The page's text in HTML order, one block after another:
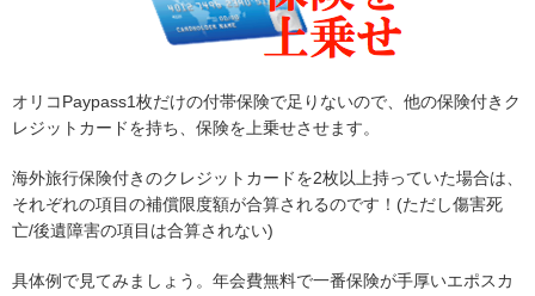
オリコPaypass1枚だけの付帯保険で足りないので、他の保険付きク
レジットカードを持ち、保険を上乗せさせます。
海外旅行保険付きのクレジットカードを2枚以上持っていた場合は、
それぞれの項目の補償限度額が合算されるのです！(ただし傷害死
亡/後遺障害の項目は合算されない)
具体例で見てみましょう。年会費無料で一番保険が手厚いエポスカ